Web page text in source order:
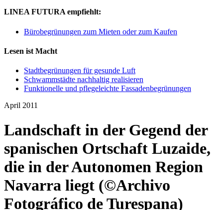
LINEA FUTURA empfiehlt:
Bürobegrünungen zum Mieten oder zum Kaufen
Lesen ist Macht
Stadtbegrünungen für gesunde Luft
Schwammstädte nachhaltig realisieren
Funktionelle und pflegeleichte Fassadenbegrünungen
April 2011
Landschaft in der Gegend der
spanischen Ortschaft Luzaide,
die in der Autonomen Region
Navarra liegt (©Archivo
Fotográfico de Turespana)